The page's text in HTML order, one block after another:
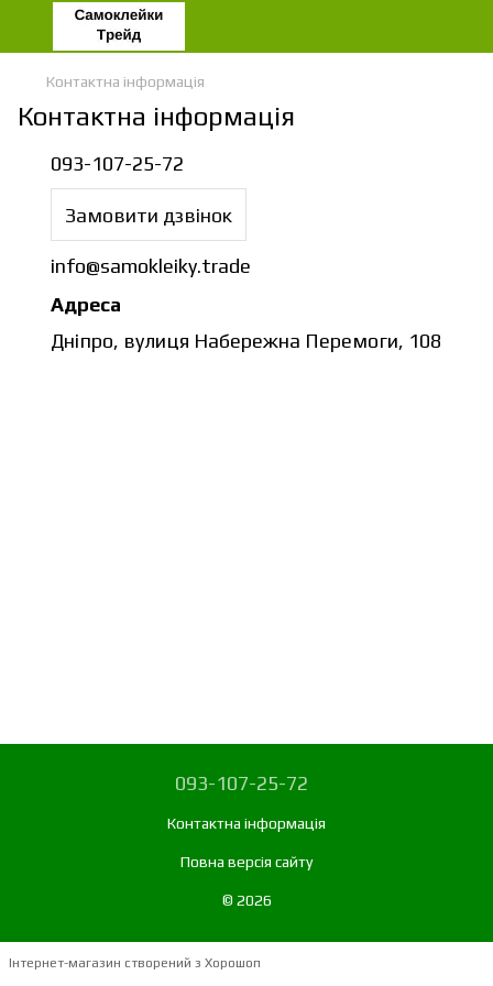
Контактна інформація
Контактна інформація
093-107-25-72
Замовити дзвінок
info@samokleiky.trade
Адреса
Дніпро, вулиця Набережна Перемоги, 108
093-107-25-72
Контактна інформація
Повна версія сайту
© 2026
Інтернет-магазин створений з Хорошоп